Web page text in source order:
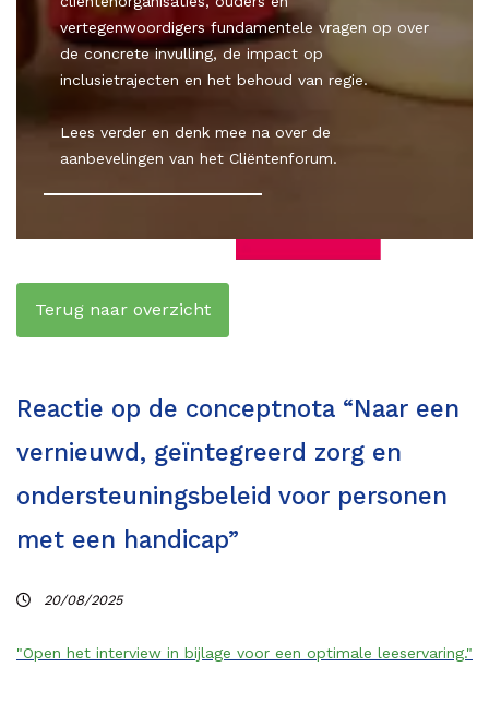
vertegenwoordigers fundamentele vragen op over
de concrete invulling, de impact op
inclusietrajecten en het behoud van regie.
Lees verder en denk mee na over de
aanbevelingen van het Cliëntenforum.
Terug naar overzicht
Reactie op de conceptnota “Naar een
vernieuwd, geïntegreerd zorg en
ondersteuningsbeleid voor personen
met een handicap”
20/08/2025
"Open het interview in bijlage voor een optimale leeservaring."